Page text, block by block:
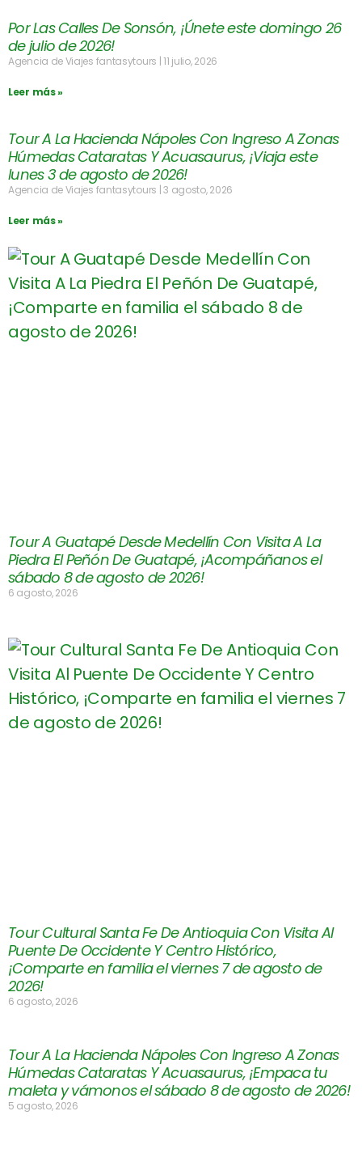
Por Las Calles De Sonsón, ¡Únete este domingo 26
de julio de 2026!
Agencia de Viajes fantasytours 11 julio, 2026
Leer más »
Tour A La Hacienda Nápoles Con Ingreso A Zonas
Húmedas Cataratas Y Acuasaurus, ¡Viaja este
lunes 3 de agosto de 2026!
Agencia de Viajes fantasytours 3 agosto, 2026
Leer más »
Tour A Guatapé Desde Medellín Con Visita A La
Piedra El Peñón De Guatapé, ¡Acompáñanos el
sábado 8 de agosto de 2026!
6 agosto, 2026
Tour Cultural Santa Fe De Antioquia Con Visita Al
Puente De Occidente Y Centro Histórico,
¡Comparte en familia el viernes 7 de agosto de
2026!
6 agosto, 2026
Tour A La Hacienda Nápoles Con Ingreso A Zonas
Húmedas Cataratas Y Acuasaurus, ¡Empaca tu
maleta y vámonos el sábado 8 de agosto de 2026!
5 agosto, 2026